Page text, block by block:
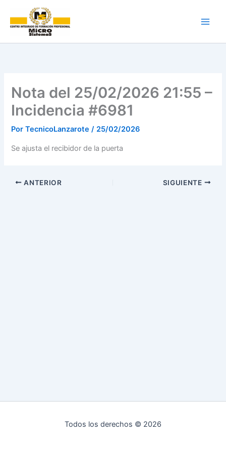
contenido
Nota del 25/02/2026 21:55 –
Incidencia #6981
PorTecnicoLanzarote/ 25/02/2026
Se ajusta el recibidor de la puerta
ANTERIOR SIGUIENTE
Todos los derechos © 2026